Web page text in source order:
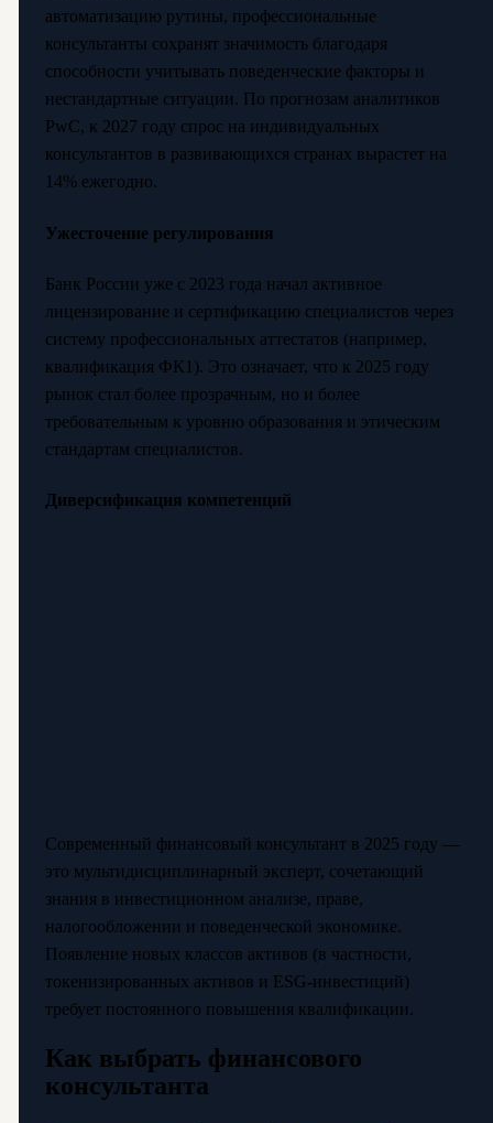
автоматизацию рутины, профессиональные
консультанты сохранят значимость благодаря
способности учитывать поведенческие факторы и
нестандартные ситуации. По прогнозам аналитиков
PwC, к 2027 году спрос на индивидуальных
консультантов в развивающихся странах вырастет на
14% ежегодно.
Ужесточение регулирования
Банк России уже с 2023 года начал активное
лицензирование и сертификацию специалистов через
систему профессиональных аттестатов (например,
квалификация ФК1). Это означает, что к 2025 году
рынок стал более прозрачным, но и более
требовательным к уровню образования и этическим
стандартам специалистов.
Диверсификация компетенций
Современный финансовый консультант в 2025 году —
это мультидисциплинарный эксперт, сочетающий
знания в инвестиционном анализе, праве,
налогообложении и поведенческой экономике.
Появление новых классов активов (в частности,
токенизированных активов и ESG-инвестиций)
требует постоянного повышения квалификации.
Как выбрать финансового
консультанта